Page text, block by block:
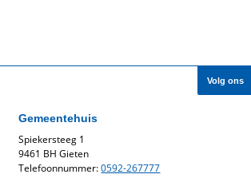
Volg ons
Gemeentehuis
Spiekersteeg 1
9461 BH Gieten
Telefoonnummer:0592-267777